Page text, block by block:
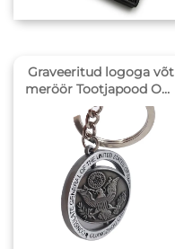
Graveeritud logoga võt
meröör Tootjapood Oda
v hind Pöörduv logo Me
tallvõtmeröör